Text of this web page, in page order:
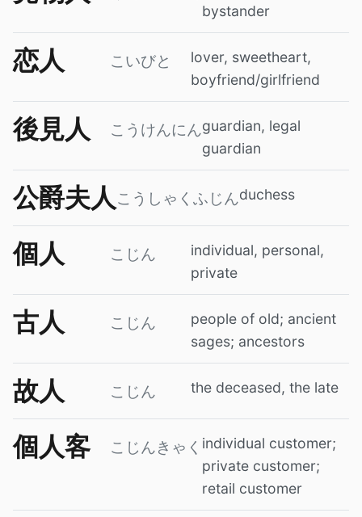
bystander
恋人 こいびと
lover, sweetheart,
boyfriend/girlfriend
後見人 こうけんにんguardian, legal
guardian
公爵夫人 こうしゃくふじんduchess
個人 こじん
individual, personal,
private
古人 こじん
people of old; ancient
sages; ancestors
故人 こじん the deceased, the late
個人客 こじんきゃく individual customer;
private customer;
retail customer